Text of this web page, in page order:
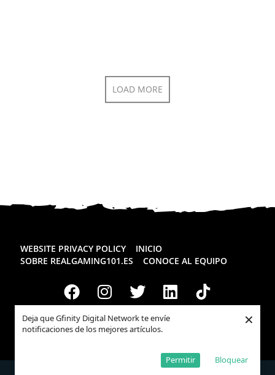
Deja que Gfinity Digital Network te envíe
notificaciones de los mejores artículos.
Bloquear
Permitir
×
LOAD MORE
WEBSITE PRIVACY POLICY
INICIO
SOBRE REALGAMING101.ES
CONOCE AL EQUIPO
Todos los derechos reservadosRealgaming.es